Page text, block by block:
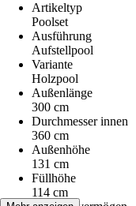
Artikeltyp
Poolset
Ausführung
Aufstellpool
Variante
Holzpool
Außenlänge
300 cm
Durchmesser innen
360 cm
Außenhöhe
131 cm
Füllhöhe
114 cm